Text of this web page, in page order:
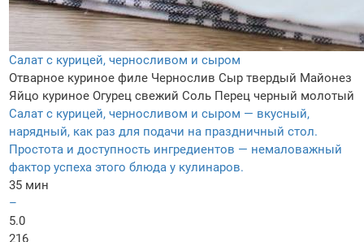
Салат с курицей, черносливом и сыром
Отварное куриное филе Чернослив Сыр твердый Майонез
Яйцо куриное Огурец свежий Соль Перец черный молотый
Салат с курицей, черносливом и сыром — вкусный,
нарядный, как раз для подачи на праздничный стол.
Простота и доступность ингредиентов — немаловажный
фактор успеха этого блюда у кулинаров.
35 мин
–
5.0
216